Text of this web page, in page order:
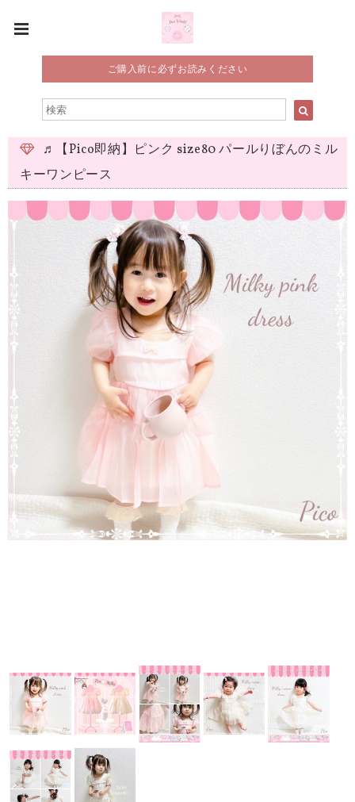
ご購入前に必ずお読みください
♬【Pico即納】ピンク size80 パールりぼんのミル
キーワンピース